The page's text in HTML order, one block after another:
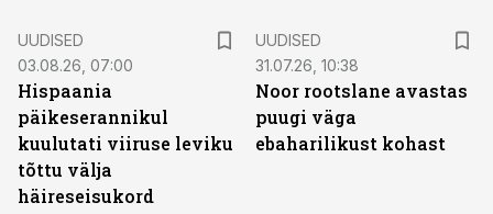
UUDISED
03.08.26, 07:00
Hispaania
päikeserannikul
kuulutati viiruse leviku
tõttu välja
häireseisukord
UUDISED
31.07.26, 10:38
Noor rootslane avastas
puugi väga
ebaharilikust kohast